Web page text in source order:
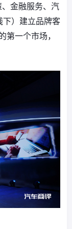
金融服务、汽
下）建立品牌客
第一个市场，